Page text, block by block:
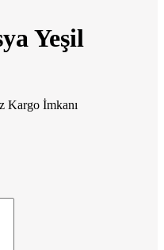
Yeşil
Kargo İmkanı